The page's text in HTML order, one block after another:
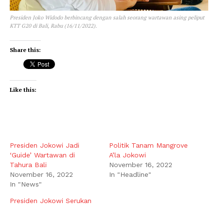
Presiden Joko Widodo berbincang dengan salah seorang wartawan asing peliput
KTT G20 di Bali, Rabu (16/11/2022).
Share this:
Like this:
Presiden Jokowi Jadi
‘Guide’ Wartawan di
Tahura Bali
November 16, 2022
In "News"
Politik Tanam Mangrove
A’la Jokowi
November 16, 2022
In "Headline"
Presiden Jokowi Serukan